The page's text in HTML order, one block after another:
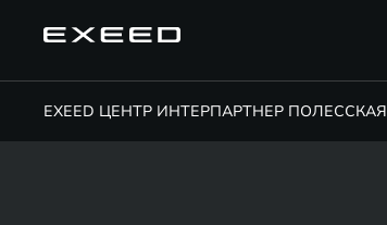
EXEED ЦЕНТР ИНТЕРПАРТНЕР ПОЛЕССКАЯ